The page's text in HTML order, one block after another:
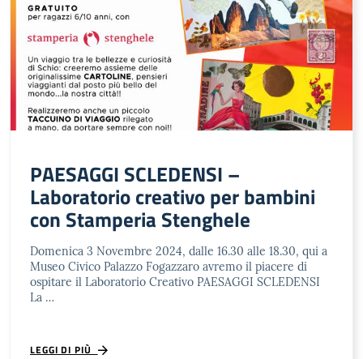
PAESAGGI SCLEDENSI –
Laboratorio creativo per bambini
con Stamperia Stenghele
Domenica 3 Novembre 2024, dalle 16.30 alle 18.30, qui a
Museo Civico Palazzo Fogazzaro avremo il piacere di
ospitare il Laboratorio Creativo PAESAGGI SCLEDENSI
La …
LEGGI DI PIÙ